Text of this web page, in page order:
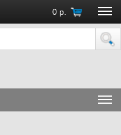
0 р.
(Москва)